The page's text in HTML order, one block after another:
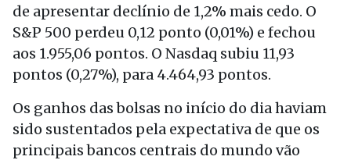
de apresentar declínio de 1,2% mais cedo. O
S&P 500 perdeu 0,12 ponto (0,01%) e fechou
aos 1.955,06 pontos. O Nasdaq subiu 11,93
pontos (0,27%), para 4.464,93 pontos.
Os ganhos das bolsas no início do dia haviam
sido sustentados pela expectativa de que os
principais bancos centrais do mundo vão